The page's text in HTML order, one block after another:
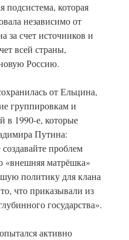
подсистема, которая
независимо от
за счет источников и
всей страны,
Россию.
от Ельцина,
группировкам и
в 1990-е, которые
Путина:
проблем
«внешняя матрёшка»
политику для клана
что приказывали из
государства».
активно